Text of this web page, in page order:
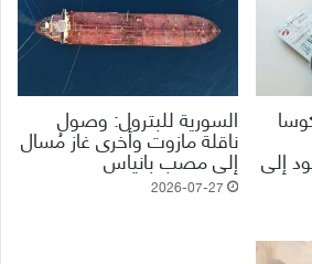
إلى
السورية للبترول: وصول
ناقلة مازوت وأخرى غاز مُسال
إلى مصب بانياس
2026-07-27